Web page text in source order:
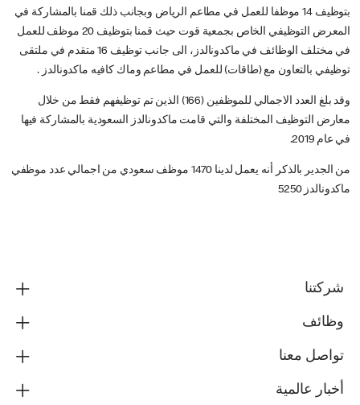
بتوظيف 14 موظفا للعمل في مطاعم الرياض وبجانب ذلك قمنا بالمشاركة في
المعرض التوظيفي الخاص بجمعية قوت حيث قمنا بتوظيف 20 موظف للعمل
في مختلف الوظائف في ماكدونالدز، الى جانب توظيف 16 متقدم في ملتقى
توظيفي بالتعاون مع (طاقات) للعمل في مطاعم وماك كافيه ماكدونالدز .
وقد بلغ العدد الاجمالي للموظفين (166) الذين تم توظيفهم فقط من خلال
معارض التوظيف المختلفة والتي قامت ماكدونالدز السعودية بالمشاركة فيها
في عام 2019.
من الجدير بالذكر أنه يعمل لدينا 1470 موظف سعودي من اجمالي عدد موظفي
ماكدونالدز 5250
شركتنا
وظائف
تواصل معنا
أخبار عالمية